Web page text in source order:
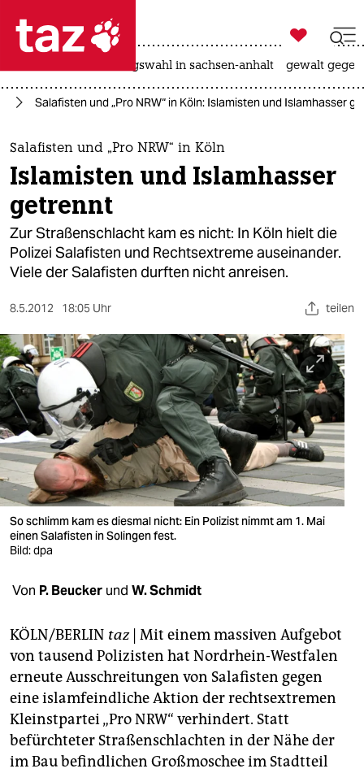
 taz zahl ich
taz zahl ich
themen
politik
öko
gesellschaft
sport
berlin
nord
wahrheit
verlag
verlag
veranstaltungen
unterstützen
genossenschaft
epaper login

taz zahl ich
landtagswahl in sachsen-anhalt gewalt
Salafisten und „Pro NRW“ in Köln: Islamisten und Islamhasser
Salafisten und „Pro NRW“ in Köln
Islamisten und Islamhasser
getrennt
Zur Straßenschlacht kam es nicht: In Köln hielt die
Polizei Salafisten und Rechtsextreme auseinander.
Viele der Salafisten durften nicht anreisen.
8.5.2012 18:05 Uhr teilen
So schlimm kam es diesmal nicht: Ein Polizist nimmt am 1. Mai
einen Salafisten in Solingen fest.
Bild: dpa
Von P. Beucker und W. Schmidt
KÖLN/BERLIN taz| Mit einem massiven Aufgebot
von tausend Polizisten hat Nordrhein-Westfalen
erneute Ausschreitungen von Salafisten gegen
eine islamfeindliche Aktion der rechtsextremen
Kleinstpartei „Pro NRW“ verhindert. Statt
befürchteter Straßenschlachten in der Nähe der
im Bau befindlichen Großmoschee im Stadtteil